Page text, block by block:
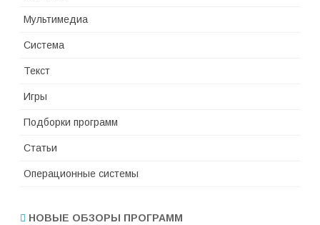
Мультимедиа
Система
Текст
Игры
Подборки программ
Статьи
Операционные системы
НОВЫЕ ОБЗОРЫ ПРОГРАММ